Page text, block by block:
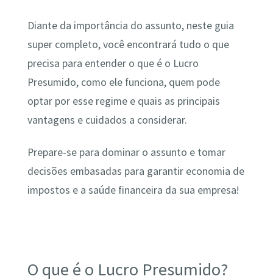
Diante da importância do assunto, neste guia
super completo, você encontrará tudo o que
precisa para entender o que é o Lucro
Presumido, como ele funciona, quem pode
optar por esse regime e quais as principais
vantagens e cuidados a considerar.
Prepare-se para dominar o assunto e tomar
decisões embasadas para garantir economia de
impostos e a saúde financeira da sua empresa!
O que é o Lucro Presumido?